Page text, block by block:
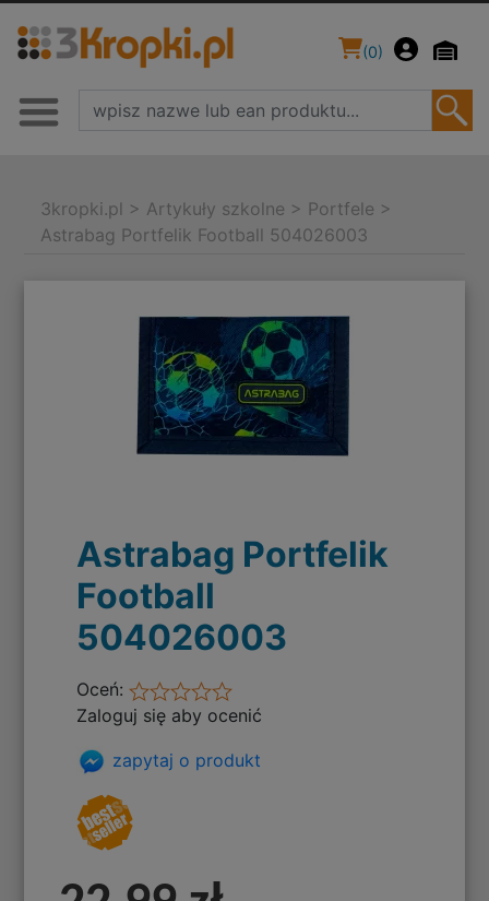
(0)
3kropki.pl > Artykuły szkolne > Portfele >
Astrabag Portfelik Football 504026003
Astrabag Portfelik
Football
504026003
Oceń:
Zaloguj się aby ocenić
zapytaj o produkt